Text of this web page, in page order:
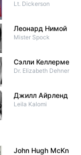
Lt. Dickerson
Леонард Нимой
Mister Spock
Сэлли Келлермен
Dr. Elizabeth Dehner
Джилл Айрленд
Leila Kalomi
John Hugh McKnight